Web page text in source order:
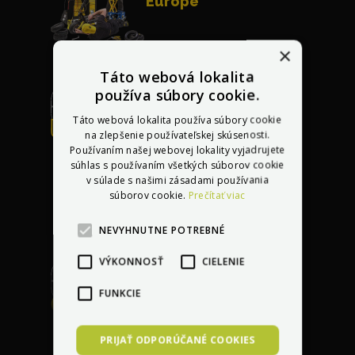
Bezplatná oprava
akéhokoľvek
poškodeniado 30 dní
po kúpe vozidla
cenys dorovnaním
×
Táto webová lokalita
používa súbory cookie.
Táto webová lokalita používa súbory cookie
na zlepšenie používateľskej skúsenosti.
Používaním našej webovej lokality vyjadrujete
súhlas s používaním všetkých súborov cookie
v súlade s našimi zásadami používania
súborov cookie. Prečítať viac
NEVYHNUTNE POTREBNÉ
VÝKONNOSŤ CIELENIE
FUNKCIE
PRIJAŤ ODPORÚČANÉ COOKIES